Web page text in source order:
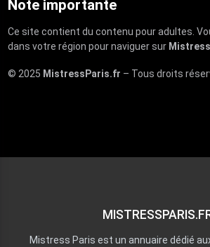
Note importante
Ce site contient du contenu pour adultes.
dans votre région pour naviguer sur
© 2025 MistressParis.fr – Tous droits
Mistress Paris est un annuaire dédié